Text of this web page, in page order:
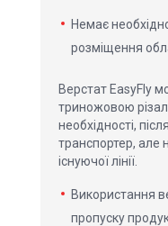
Немає
розміщення
Верстат EasyFly
триножовою
необхідності,
транспортер, але
існуючої лінії.
Використання
пропуску